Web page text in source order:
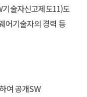
술자신고제도11)도
어기술자의 경력 등
여 공개SW